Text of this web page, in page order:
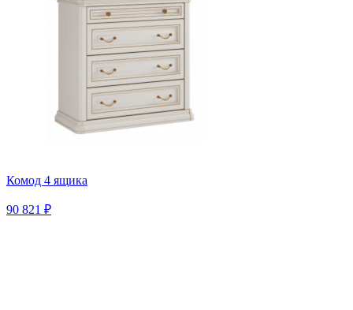
Комод 4 ящика
90 821 ₽